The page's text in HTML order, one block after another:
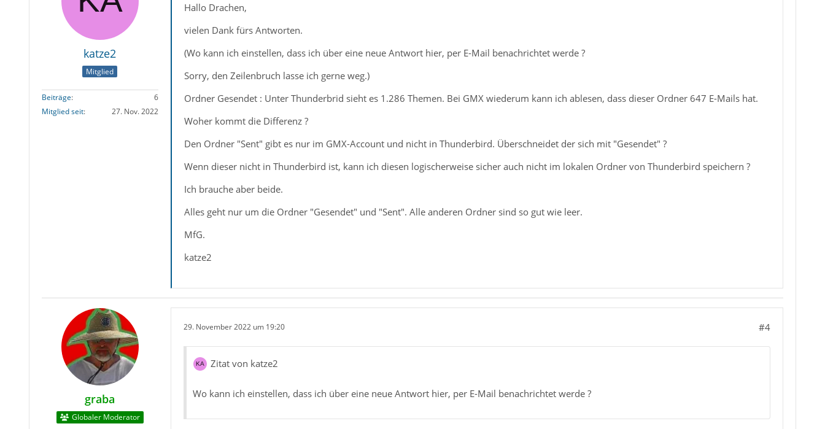
katze2
Mitglied
Beiträge
6
Mitglied seit
27. Nov. 2022
Hallo Drachen,
vielen Dank fürs Antworten.
(Wo kann ich einstellen, dass ich über eine neue Antwort hier, per E-Mail benachrichtet werde ?
Sorry, den Zeilenbruch lasse ich gerne weg.)
Ordner Gesendet : Unter Thunderbrid sieht es 1.286 Themen. Bei GMX wiederum kann ich ablesen, dass dieser Ordner 647 E-Mails hat.
Woher kommt die Differenz ?
Den Ordner "Sent" gibt es nur im GMX-Account und nicht in Thunderbird. Überschneidet der sich mit "Gesendet" ?
Wenn dieser nicht in Thunderbird ist, kann ich diesen logischerweise sicher auch nicht im lokalen Ordner von Thunderbird speichern ?
Ich brauche aber beide.
Alles geht nur um die Ordner "Gesendet" und "Sent". Alle anderen Ordner sind so gut wie leer.
MfG.
katze2
graba
Globaler Moderator
29. November 2022 um 19:20 #4
Zitat von katze2
Wo kann ich einstellen, dass ich über eine neue Antwort hier, per E-Mail benachrichtet werde ?